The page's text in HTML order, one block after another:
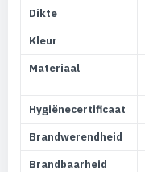
Dikte
Kleur
Materiaal
Hygiënecertificaat
Brandwerendheid
Brandbaarheid